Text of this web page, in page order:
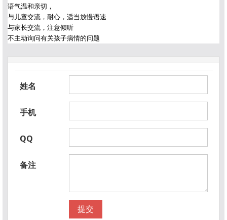
语气温和亲切，
与儿童交流，耐心，适当放慢语速
与家长交流，注意倾听
不主动询问有关孩子病情的问题
姓名
手机
QQ
备注
提交